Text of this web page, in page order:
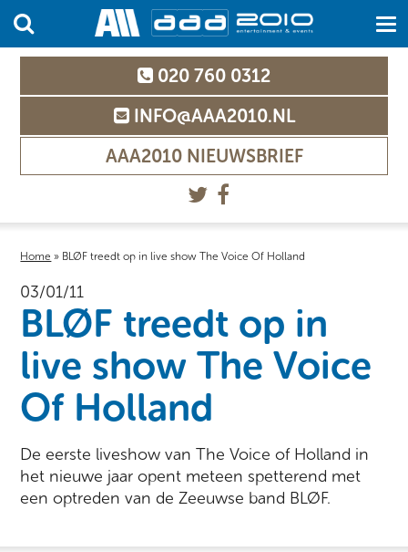
020 760 0312
INFO@AAA2010.NL
AAA2010 NIEUWSBRIEF
Home » BLØF treedt op in live show The Voice Of Holland
03/01/11
BLØF treedt op in
live show The Voice
Of Holland
De eerste liveshow van The Voice of Holland in
het nieuwe jaar opent meteen spetterend met
een optreden van de Zeeuwse band BLØF.